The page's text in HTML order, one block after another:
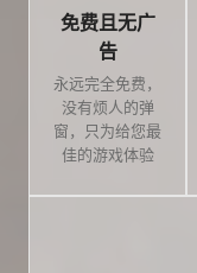
免费且无广
告
永远完全免费，
没有烦人的弹
窗，只为给您最
佳的游戏体验